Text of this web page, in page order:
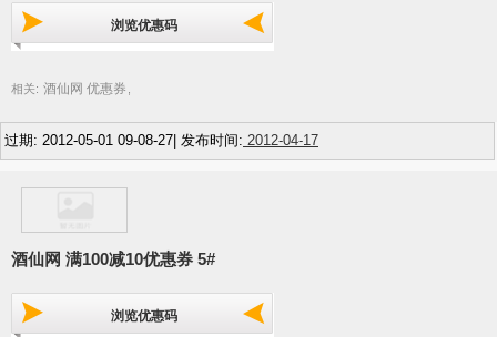
浏览优惠码
相关: 酒仙网 优惠券
过期: 2012-05-01 09-08-27| 发布时间: 2012-04-17
酒仙网 满100减10优惠券 5#
浏览优惠码